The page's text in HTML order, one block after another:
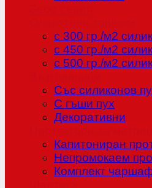
с 300 гр./м2
с 450 гр./м2
с 500 гр./м2
Със силиконов
С гъши пух
Декоративни
Капитониран
Непромокаем
Комплект